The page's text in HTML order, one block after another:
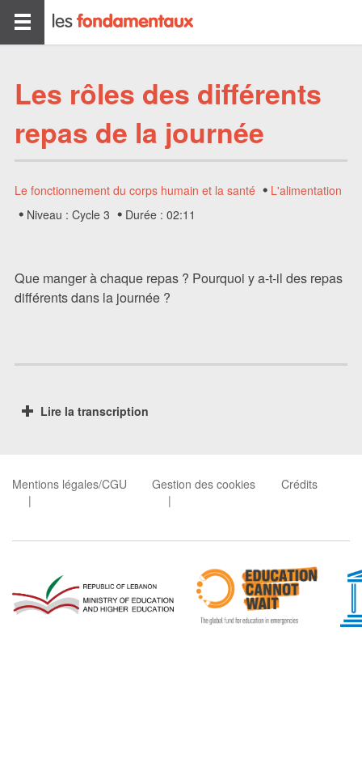
Les rôles des différents
repas de la journée
Le fonctionnement du corps humain et la santé
L'alimentation
Niveau : Cycle 3
Durée : 02:11
Que manger à chaque repas ? Pourquoi y a-t-il des repas
différents dans la journée ?
Lire la transcription
Mentions légales/CGU Gestion des cookies Crédits